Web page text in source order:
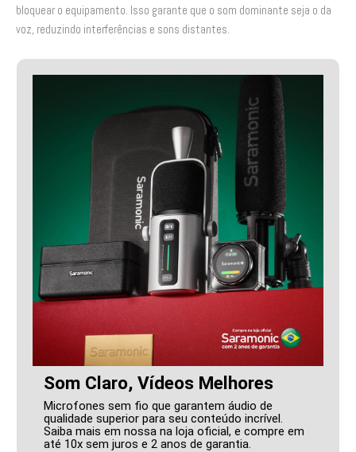
bloquear o equipamento. Isso garante que o som dominante seja o da
voz, reduzindo interferências e sons distantes.
Som Claro, Vídeos Melhores
Microfones sem fio que garantem áudio de
qualidade superior para seu conteúdo incrível.
Saiba mais em nossa na loja oficial, e compre em
até 10x sem juros e 2 anos de garantia.